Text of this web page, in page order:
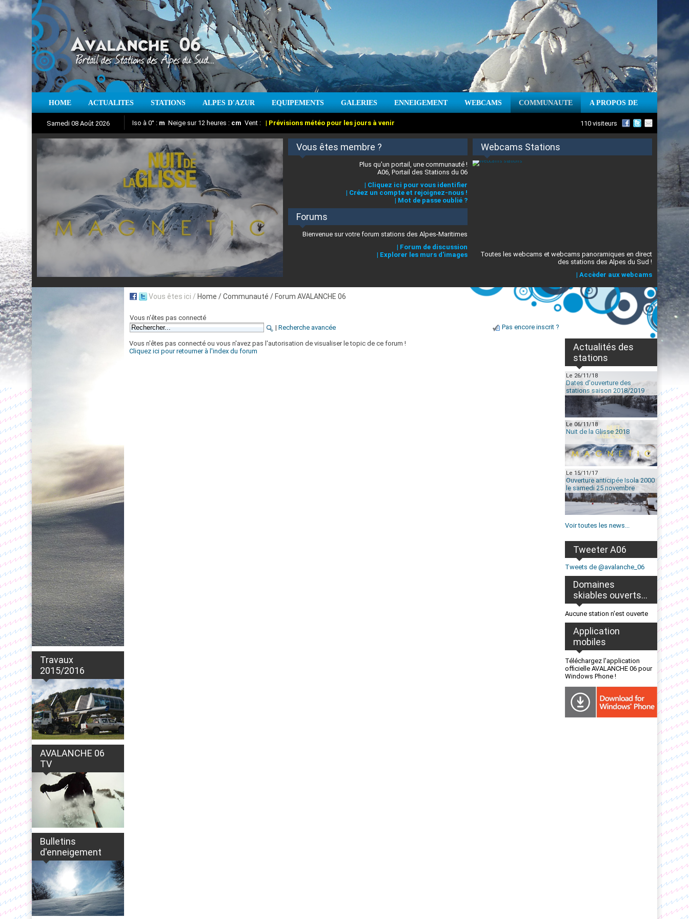
HOME ACTUALITES STATIONS ALPES D'AZUR EQUIPEMENTS GALERIES ENNEIGEMENT WEBCAMS COMMUNAUTE A PROPOS DE
Samedi 08 Août 2026
Aujourd'hui : T° Min : T° Max :°C Prévisions météo pour les jours à venir
Iso à 0° : m Neige sur 12 heures : cm Vent : | Prévisions météo pour les jours à venir
Suivez en direct l'actualité des stations des Alpes-Maritimes
110 visiteurs
Nuit de la Glisse 2018 Vous êtes membre ?
Plus qu'un portail, une communauté !
A06, Portail des Stations du 06
| Cliquez ici pour vous identifier
| Créez un compte et rejoignez-nous !
| Mot de passe oublié ?
Forums
Bienvenue sur votre forum stations des Alpes-Maritimes
| Forum de discussion
| Explorer les murs d'images
Webcams Stations
Toutes les webcams et webcams panoramiques en direct
des stations des Alpes du Sud !
| Accèder aux webcams
Travaux
2015/2016
AVALANCHE 06
TV
Bulletins
d'enneigement
Vous êtes ici / Home / Communauté / Forum AVALANCHE 06
Vous n'êtes pas connecté
| Recherche avancée Pas encore inscrit ?
Vous n'êtes pas connecté ou vous n'avez pas l'autorisation de visualiser le topic de ce forum !
Cliquez ici pour retourner à l'index du forum
Actualités des
stations
Le 26/11/18
Dates d'ouverture des
stations saison 2018/2019
Le 06/11/18
Nuit de la Glisse 2018
Le 15/11/17
Ouverture anticipée Isola 2000
le samedi 25 novembre
Voir toutes les news...
Tweeter A06
Tweets de @avalanche_06
Domaines
skiables ouverts...
Aucune station n'est ouverte
Application
mobiles
Téléchargez l'application
officielle AVALANCHE 06 pour
Windows Phone !